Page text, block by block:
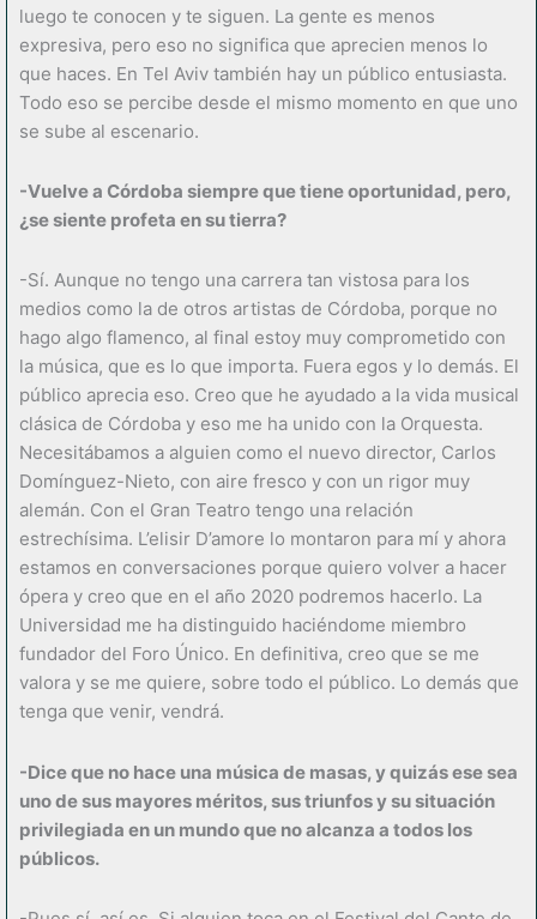
luego te conocen y te siguen. La gente es menos
expresiva, pero eso no significa que aprecien menos lo
que haces. En Tel Aviv también hay un público entusiasta.
Todo eso se percibe desde el mismo momento en que uno
se sube al escenario.
-Vuelve a Córdoba siempre que tiene oportunidad, pero,
¿se siente profeta en su tierra?
-Sí. Aunque no tengo una carrera tan vistosa para los
medios como la de otros artistas de Córdoba, porque no
hago algo flamenco, al final estoy muy comprometido con
la música, que es lo que importa. Fuera egos y lo demás. El
público aprecia eso. Creo que he ayudado a la vida musical
clásica de Córdoba y eso me ha unido con la Orquesta.
Necesitábamos a alguien como el nuevo director, Carlos
Domínguez-Nieto, con aire fresco y con un rigor muy
alemán. Con el Gran Teatro tengo una relación
estrechísima. L’elisir D’amore lo montaron para mí y ahora
estamos en conversaciones porque quiero volver a hacer
ópera y creo que en el año 2020 podremos hacerlo. La
Universidad me ha distinguido haciéndome miembro
fundador del Foro Único. En definitiva, creo que se me
valora y se me quiere, sobre todo el público. Lo demás que
tenga que venir, vendrá.
-Dice que no hace una música de masas, y quizás ese sea
uno de sus mayores méritos, sus triunfos y su situación
privilegiada en un mundo que no alcanza a todos los
públicos.